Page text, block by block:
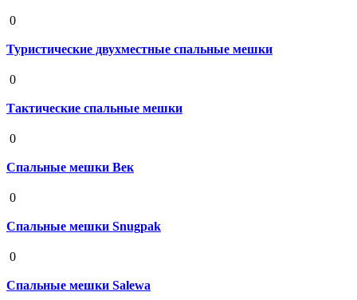
0
Туристические двухместные спальные мешки
0
Тактические спальные мешки
0
Спальные мешки Век
0
Спальные мешки Snugpak
0
Спальные мешки Salewa